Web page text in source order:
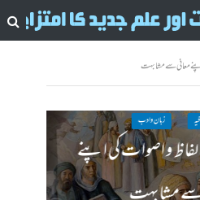
معانی سے مشابہت
زبان وادب
و اصوات کی اپنے